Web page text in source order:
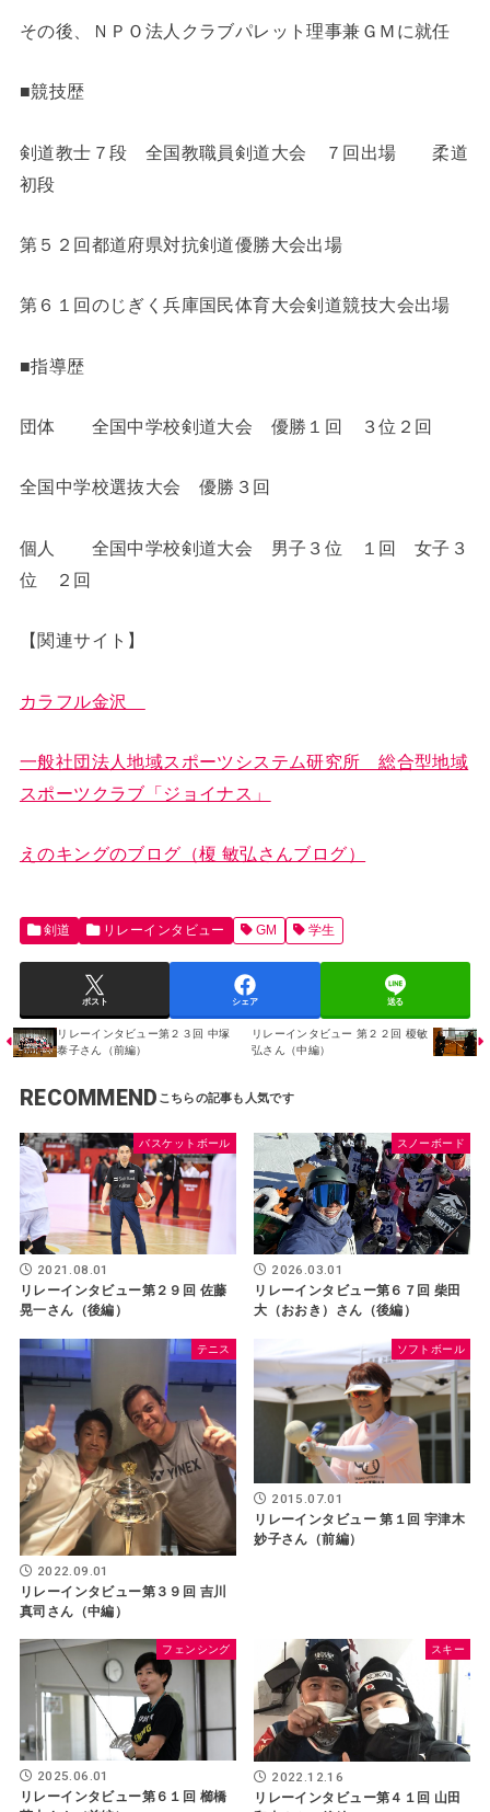
その後、ＮＰＯ法人クラブパレット理事兼ＧＭに就任
■競技歴
剣道教士７段 全国教職員剣道大会 ７回出場 柔道
初段
第５２回都道府県対抗剣道優勝大会出場
第６１回のじぎく兵庫国民体育大会剣道競技大会出場
■指導歴
団体 全国中学校剣道大会 優勝１回 ３位２回
全国中学校選抜大会 優勝３回
個人 全国中学校剣道大会 男子３位 １回 女子３
位 ２回
【関連サイト】
カラフル金沢
一般社団法人地域スポーツシステム研究所 総合型地域
スポーツクラブ「ジョイナス」
えのキングのブログ（榎 敏弘さんブログ）
剣道 リレーインタビュー GM 学生
ポスト シェア 送る
リレーインタビュー第２３回 中塚
泰子さん（前編）
リレーインタビュー 第２２回 榎敏
弘さん（中編）
RECOMMEND
バスケットボール
2021.08.01
リレーインタビュー第２９回 佐藤
晃一さん（後編）
スノーボード
2026.03.01
リレーインタビュー第６７回 柴田
大（おおき）さん（後編）
テニス
2022.09.01
リレーインタビュー第３９回 吉川
真司さん（中編）
ソフトボール
2015.07.01
リレーインタビュー 第１回 宇津木
妙子さん（前編）
フェンシング
2025.06.01
リレーインタビュー第６１回 櫛橋
スキー
2022.12.16
リレーインタビュー第４１回 山田